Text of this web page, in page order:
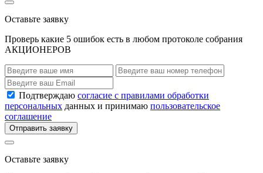
Оставьте заявку
Проверь какие 5 ошибок есть в любом протоколе собрания
АКЦИОНЕРОВ
Подтверждаю согласие с правилами обработки
персональных данных и принимаю пользовательское
соглашение
Отправить заявку
Оставьте заявку